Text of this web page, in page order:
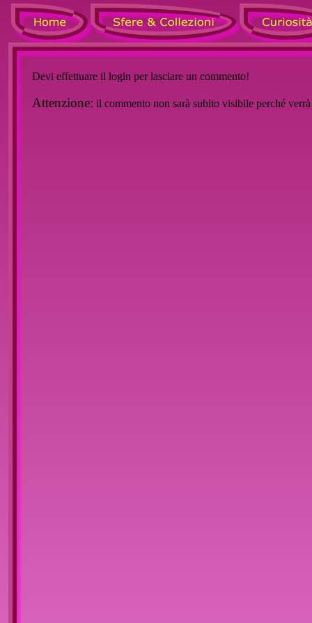
Devi effettuare il login per lasciare un commento!
Attenzione: il commento non sarà subito visibile perché